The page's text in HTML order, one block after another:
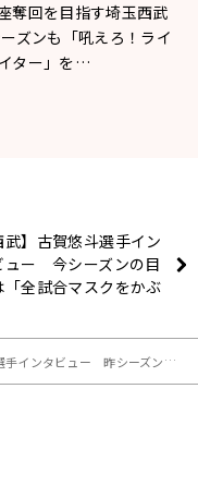
奪回を目指す埼玉西武
ズンも「吼えろ！ライ
ター」を…
武】古賀悠斗選手イン
ュー 今シーズンの目
「全試合マスクをかぶ
昨シーズンは「勝つ喜びや勝つ難しさを経験できた」